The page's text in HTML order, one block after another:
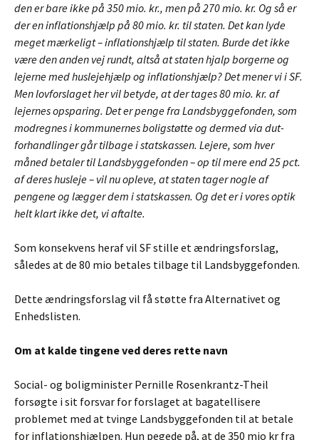
den er bare ikke på 350 mio. kr., men på 270 mio. kr. Og så er
der en inflationshjælp på 80 mio. kr. til staten. Det kan lyde
meget mærkeligt – inflationshjælp til staten. Burde det ikke
være den anden vej rundt, altså at staten hjalp borgerne og
lejerne med huslejehjælp og inflationshjælp? Det mener vi i SF.
Men lovforslaget her vil betyde, at der tages 80 mio. kr. af
lejernes opsparing. Det er penge fra Landsbyggefonden, som
modregnes i kommunernes boligstøtte og dermed via dut-
forhandlinger går tilbage i statskassen. Lejere, som hver
måned betaler til Landsbyggefonden – op til mere end 25 pct.
af deres husleje – vil nu opleve, at staten tager nogle af
pengene og lægger dem i statskassen. Og det er i vores optik
helt klart ikke det, vi aftalte.
Som konsekvens heraf vil SF stille et ændringsforslag,
således at de 80 mio betales tilbage til Landsbyggefonden.
Dette ændringsforslag vil få støtte fra Alternativet og
Enhedslisten.
Om at kalde tingene ved deres rette navn
Social- og boligminister Pernille Rosenkrantz-Theil
forsøgte i sit forsvar for forslaget at bagatellisere
problemet med at tvinge Landsbyggefonden til at betale
for inflationshjælpen. Hun pegede på, at de 350 mio kr fra